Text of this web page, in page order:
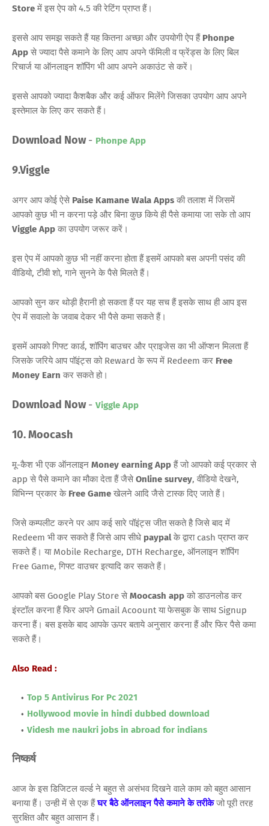
Store में इस ऐप को 4.5 की रेटिंग प्राप्त हैं।
इससे आप समझ सकते हैं यह कितना अच्छा और उपयोगी ऐप हैं Phonpe
App से ज्यादा पैसे कमाने के लिए आप अपने फॅमिली व फ्रेंड्स के लिए बिल
रिचार्ज या ऑनलाइन शॉपिंग भी आप अपने अकाउंट से करें।
इससे आपको ज्यादा कैशबैक और कई ऑफर मिलेंगे जिसका उपयोग आप अपने
इस्तेमाल के लिए कर सकते हैं।
Download Now- Phonpe App
9.Viggle
अगर आप कोई ऐसे Paise Kamane Wala Apps की तलाश में जिसमें
आपको कुछ भी न करना पड़े और बिना कुछ किये ही पैसे कमाया जा सके तो आप
Viggle App का उपयोग जरूर करें।
इस ऐप में आपको कुछ भी नहीं करना होता हैं इसमें आपको बस अपनी पसंद की
वीडियो, टीवी शो, गाने सुनने के पैसे मिलते हैं।
आपको सुन कर थोड़ी हैरानी हो सकता हैं पर यह सच हैं इसके साथ ही आप इस
ऐप में सवालो के जवाब देकर भी पैसे कमा सकते हैं।
इसमें आपको गिफ्ट कार्ड, शॉपिंग बाउचर और प्राइजेस का भी ऑप्शन मिलता हैं
जिसके जरिये आप पॉइंट्स को Reward के रूप में Redeem कर Free
Money Earn कर सकते हो।
Download Now- Viggle App
10. Moocash
मू-कैश भी एक ऑनलाइन Money earning App हैं जो आपको कई प्रकार से
app से पैसे कमाने का मौका देता हैं जैसे Online survey, वीडियो देखने,
विभिन्न प्रकार के Free Game खेलने आदि जैसे टास्क दिए जाते हैं।
जिसे कम्पलीट करने पर आप कई सारे पॉइंट्स जीत सकते है जिसे बाद में
Redeem भी कर सकते हैं जिसे आप सीधे paypalके द्वारा cash प्राप्त कर
सकते हैं। या Mobile Recharge, DTH Recharge, ऑनलाइन शॉपिंग
Free Game, गिफ्ट वाउचर इत्यादि कर सकते हैं।
आपको बस Google Play Store से Moocash app को डाउनलोड कर
इंस्टॉल करना हैं फिर अपने Gmail Acoount या फेसबुक के साथ Signup
करना हैं। बस इसके बाद आपके ऊपर बताये अनुसार करना हैं और फिर पैसे कमा
सकते हैं।
Also Read :
Top 5 Antivirus For Pc 2021
Hollywood movie in hindi dubbed download
Videsh me naukri jobs in abroad for indians
निष्कर्ष
आज के इस डिजिटल वर्ल्ड ने बहुत से असंभव दिखने वाले काम को बहुत आसान
बनाया हैं। उन्ही में से एक हैंघर बैठे ऑनलाइन पैसे कमाने के तरीकेजो पूरी तरह
सुरक्षित और बहुत आसान हैं।